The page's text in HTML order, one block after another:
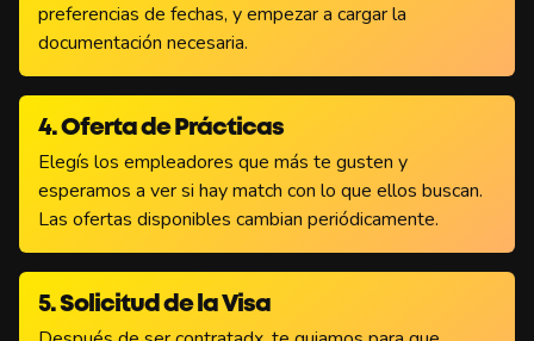
preferencias de fechas, y empezar a cargar la
documentación necesaria.
4. Oferta de Prácticas
Elegís los empleadores que más te gusten y
esperamos a ver si hay match con lo que ellos buscan.
Las ofertas disponibles cambian periódicamente.
5. Solicitud de la Visa